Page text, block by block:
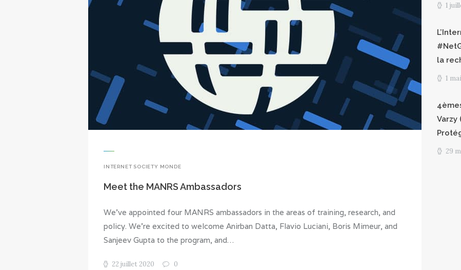
INTERNET SOCIETY MONDE
Meet the MANRS Ambassadors
We’ve appointed four MANRS ambassadors in the areas of training, research, and
policy. We’re excited to welcome Anirban Datta, Flavio Luciani, Boris Mimeur, and
Sanjeev Gupta to the program, and…
22 juillet 2020 0
1
la
1
Varzy
29